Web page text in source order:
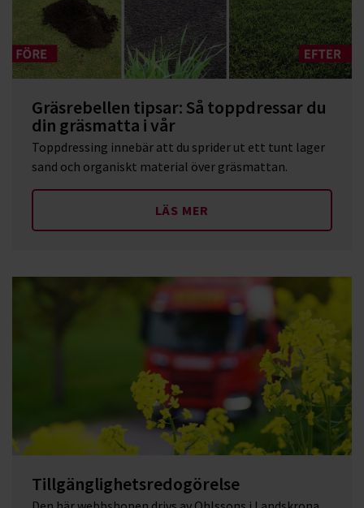
Gräsrebellen tipsar: Så toppdressar du
din gräsmatta i vår
Toppdressing innebär att du sprider ut ett tunt lager
sand och organiskt material över gräsmattan.
LÄS MER
Tillgänglighetsredogörelse